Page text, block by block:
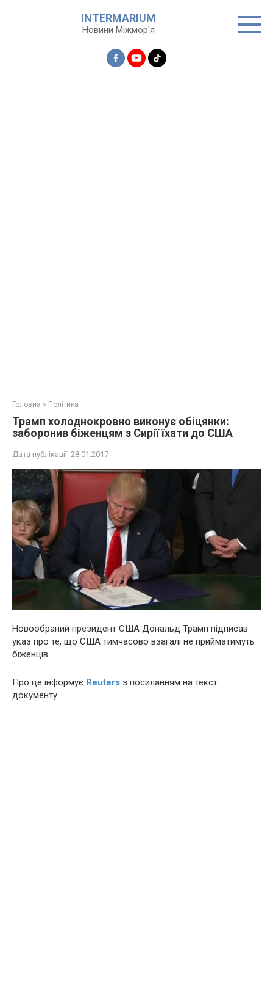
INTERMARIUM
Новини Міжмор'я
Головна » Політика
Трамп холоднокровно виконує обіцянки:
заборонив біженцям з Сирії їхати до США
Дата публікації: 28.01.2017
Новообраний президент США Дональд Трамп підписав
указ про те, що США тимчасово взагалі не прийматимуть
біженців.
Про це інформує Reuters з посиланням на текст
документу.